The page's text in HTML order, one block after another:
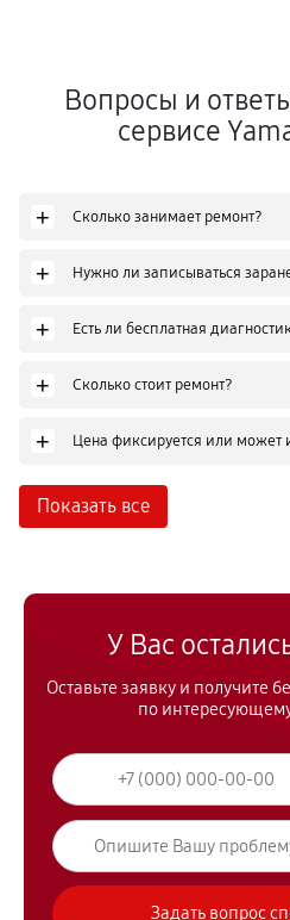
Вопросы и
сервисе
+ Сколько занимает ремонт?
+ Нужно ли записываться
+ Есть ли бесплатная
+ Сколько стоит ремонт?
+ Цена фиксируется или может
Показать все
У Вас
Оставьте заявку и получите
по